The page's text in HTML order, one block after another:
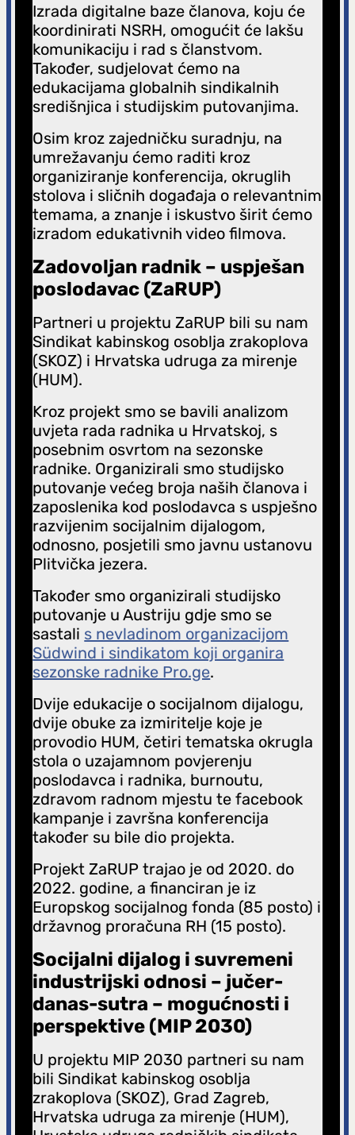
Izrada digitalne baze članova, koju će
koordinirati NSRH, omogućit će lakšu
komunikaciju i rad s članstvom.
Također, sudjelovat ćemo na
edukacijama globalnih sindikalnih
središnjica i studijskim putovanjima.
Osim kroz zajedničku suradnju, na
umrežavanju ćemo raditi kroz
organiziranje konferencija, okruglih
stolova i sličnih događaja o relevantnim
temama, a znanje i iskustvo širit ćemo
izradom edukativnih video filmova.
Zadovoljan radnik – uspješan
poslodavac (ZaRUP)
Partneri u projektu ZaRUP bili su nam
Sindikat kabinskog osoblja zrakoplova
(SKOZ) i Hrvatska udruga za mirenje
(HUM).
Kroz projekt smo se bavili analizom
uvjeta rada radnika u Hrvatskoj, s
posebnim osvrtom na sezonske
radnike. Organizirali smo studijsko
putovanje većeg broja naših članova i
zaposlenika kod poslodavca s uspješno
razvijenim socijalnim dijalogom,
odnosno, posjetili smo javnu ustanovu
Plitvička jezera.
Također smo organizirali studijsko
putovanje u Austriju gdje smo se
sastali s nevladinom organizacijom
Südwind i sindikatom koji organira
sezonske radnike Pro.ge.
Dvije edukacije o socijalnom dijalogu,
dvije obuke za izmiritelje koje je
provodio HUM, četiri tematska okrugla
stola o uzajamnom povjerenju
poslodavca i radnika, burnoutu,
zdravom radnom mjestu te facebook
kampanje i završna konferencija
također su bile dio projekta.
Projekt ZaRUP trajao je od 2020. do
2022. godine, a financiran je iz
Europskog socijalnog fonda (85 posto) i
državnog proračuna RH (15 posto).
Socijalni dijalog i suvremeni
industrijski odnosi – jučer-
danas-sutra – mogućnosti i
perspektive (MIP 2030)
U projektu MIP 2030 partneri su nam
bili Sindikat kabinskog osoblja
zrakoplova (SKOZ), Grad Zagreb,
Hrvatska udruga za mirenje (HUM),